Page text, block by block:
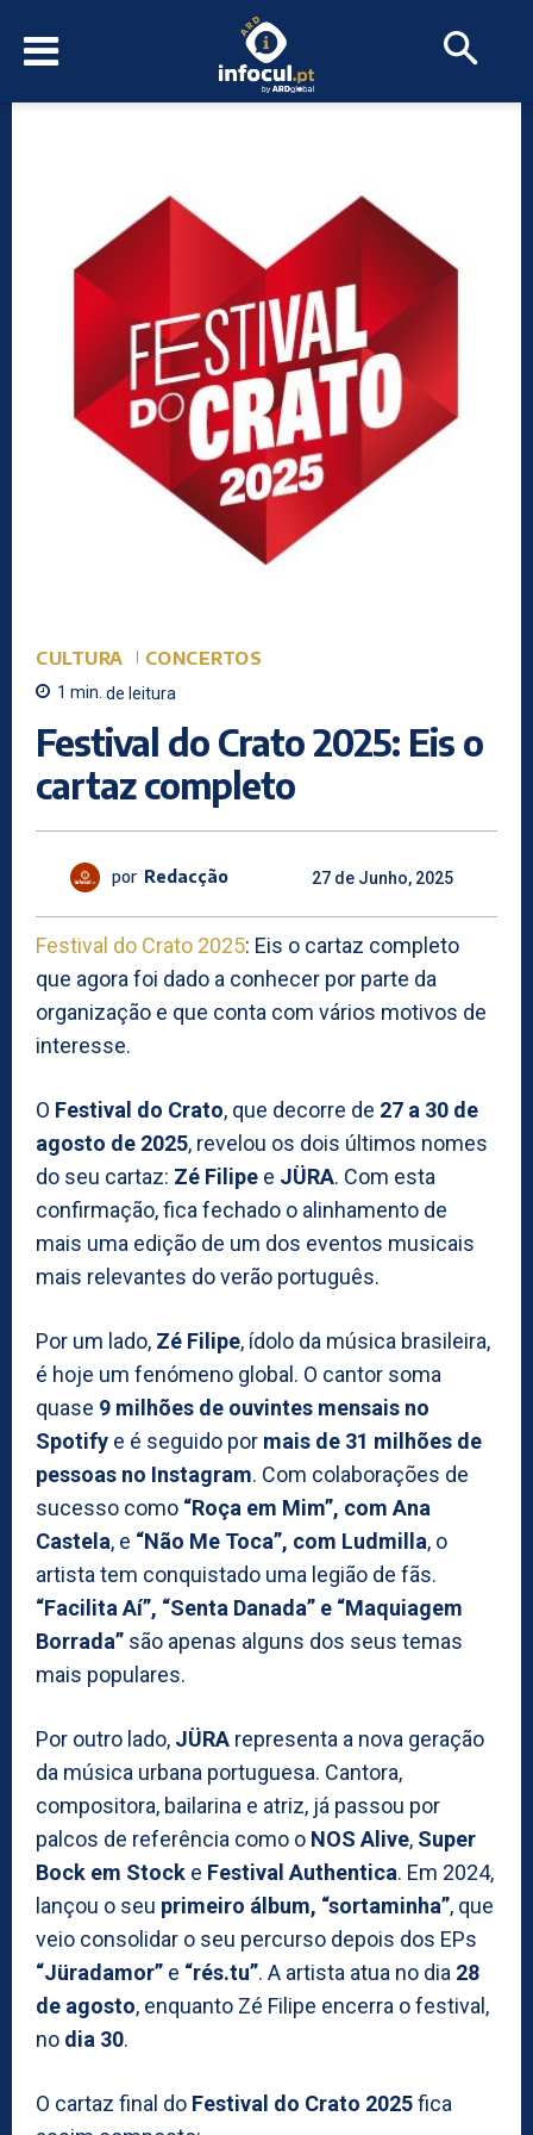
CULTURA CONCERTOS
1 min. de leitura
Festival do Crato 2025: Eis o
cartaz completo
por Redacção 27 de Junho, 2025
Festival do Crato 2025: Eis o cartaz completo
que agora foi dado a conhecer por parte da
organização e que conta com vários motivos de
interesse.
O Festival do Crato, que decorre de 27 a 30 de
agosto de 2025, revelou os dois últimos nomes
do seu cartaz: Zé Filipe e JÜRA. Com esta
confirmação, fica fechado o alinhamento de
mais uma edição de um dos eventos musicais
mais relevantes do verão português.
Por um lado, Zé Filipe, ídolo da música brasileira,
é hoje um fenómeno global. O cantor soma
quase 9 milhões de ouvintes mensais no
Spotify e é seguido por mais de 31 milhões de
pessoas no Instagram. Com colaborações de
sucesso como “Roça em Mim”, com Ana
Castela, e “Não Me Toca”, com Ludmilla, o
artista tem conquistado uma legião de fãs.
“Facilita Aí”, “Senta Danada” e “Maquiagem
Borrada” são apenas alguns dos seus temas
mais populares.
Por outro lado, JÜRA representa a nova geração
da música urbana portuguesa. Cantora,
compositora, bailarina e atriz, já passou por
palcos de referência como o NOS Alive, Super
Bock em Stock e Festival Authentica. Em 2024,
lançou o seu primeiro álbum, “sortaminha”, que
veio consolidar o seu percurso depois dos EPs
“Jüradamor” e “rés.tu”. A artista atua no dia 28
de agosto, enquanto Zé Filipe encerra o festival,
no dia 30.
O cartaz final do Festival do Crato 2025fica